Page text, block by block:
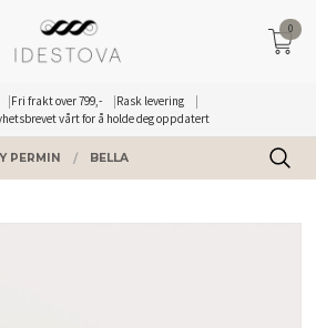
Fri frakt over 799,-
Rask levering
vårt for å holde deg oppdatert
0
PERMIN BELLA